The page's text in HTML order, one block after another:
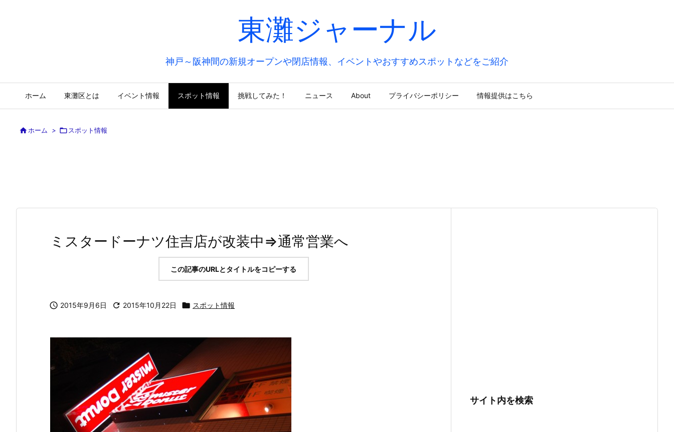
東灘ジャーナル
神戸～阪神間の新規オープンや閉店情報、イベントやおすすめスポットなどをご紹介
ホーム 東灘区とは イベント情報 スポット情報 挑戦してみた！ ニュース About プライバシーポリシー 情報提供はこちら
ホーム >  スポット情報
ミスタードーナツ住吉店が改装中⇒通常営業へ
この記事のURLとタイトルをコピーする
 2015年9月6日  2015年10月22日  スポット情報
サイト内を検索